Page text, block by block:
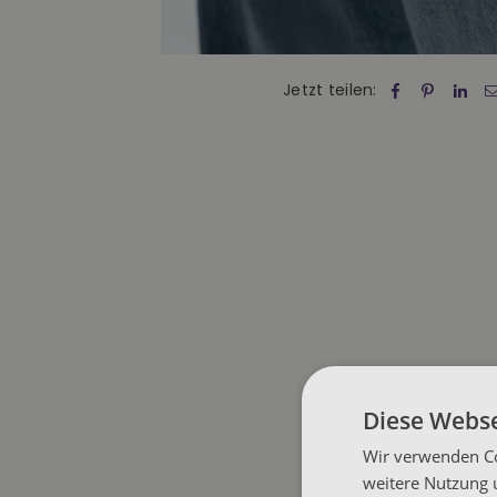
Jetzt teilen:
Diese
Wir verwenden
weitere Nutzung